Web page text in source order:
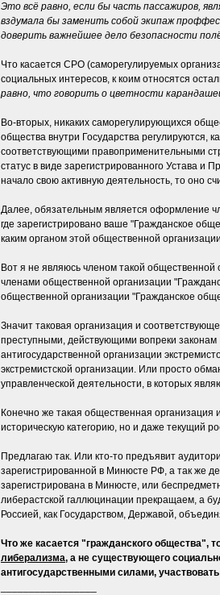
Это всё равно, если бы часть пассажиров,
вздумала бы заменить собой экипаж
доверить важнейшее дело безопасности
Что касается СРО (саморегулируемых
социальных интересов, к коим относятся
равно, что говорить о цветности
Во-вторых, никаких саморегулирующихся
общества внутри Государства регулируются,
соответствующими правоприменительными
статус в виде зарегистрированного Устава и
начало свою активную деятельность, то оно
Далее, обязательным является оформление
где зарегистрировано ваше "Гражданское
каким органом этой общественной
Вот я не являюсь членом такой
членами общественной организации
общественной организации "Гражданское
Значит таковая организация и
преступными, действующими вопреки
антигосударственной организации
экстремистской организации. Или просто
управленческой деятельности, в которых
Конечно же такая общественная организация
историческую категорию, но и даже текущий
Предлагаю так. Или кто-то предъявит
зарегистрированной в Минюсте РФ, а так же
зарегистрирована в Минюсте, или
либерастской галлюцинации прекращаем, а
Россией, как Государством, Державой,
Что же касается "гражданского общества",
либерализма, а не существующего
антигосударственными силами,